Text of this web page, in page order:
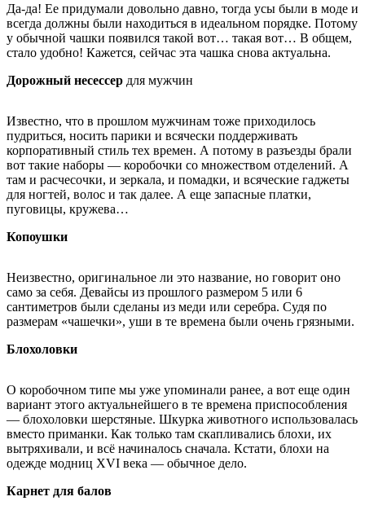
Да-да! Ее придумали довольно давно, тогда усы были в моде и
всегда должны были находиться в идеальном порядке. Потому
у обычной чашки появился такой вот… такая вот… В общем,
стало удобно! Кажется, сейчас эта чашка снова актуальна.
Дорожный несессер для мужчин
Известно, что в прошлом мужчинам тоже приходилось
пудриться, носить парики и всячески поддерживать
корпоративный стиль тех времен. А потому в разъезды брали
вот такие наборы — коробочки со множеством отделений. А
там и расчесочки, и зеркала, и помадки, и всяческие гаджеты
для ногтей, волос и так далее. А еще запасные платки,
пуговицы, кружева…
Копоушки
Неизвестно, оригинальное ли это название, но говорит оно
само за себя. Девайсы из прошлого размером 5 или 6
сантиметров были сделаны из меди или серебра. Судя по
размерам «чашечки», уши в те времена были очень грязными.
Блохоловки
О коробочном типе мы уже упоминали ранее, а вот еще один
вариант этого актуальнейшего в те времена приспособления
— блохоловки шерстяные. Шкурка животного использовалась
вместо приманки. Как только там скапливались блохи, их
вытряхивали, и всё начиналось сначала. Кстати, блохи на
одежде модниц XVI века — обычное дело.
Карнет для балов